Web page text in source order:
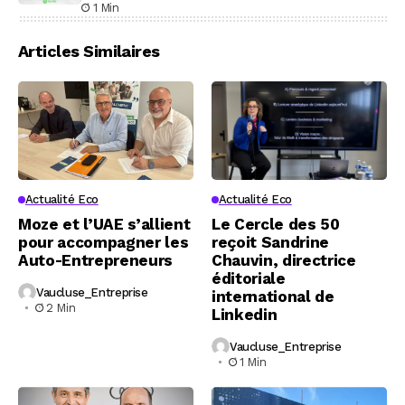
1 Min
Articles Similaires
Actualité Eco
Moze et l’UAE s’allient
pour accompagner les
Auto-Entrepreneurs
Vaucluse_Entreprise
2 Min
Actualité Eco
Le Cercle des 50
reçoit Sandrine
Chauvin, directrice
éditoriale
international de
Linkedin
Vaucluse_Entreprise
1 Min